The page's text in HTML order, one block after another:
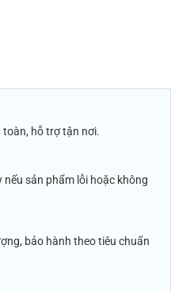
toàn, hỗ trợ tận nơi.
sản phẩm lỗi hoặc không
bảo hành theo tiêu chuẩn